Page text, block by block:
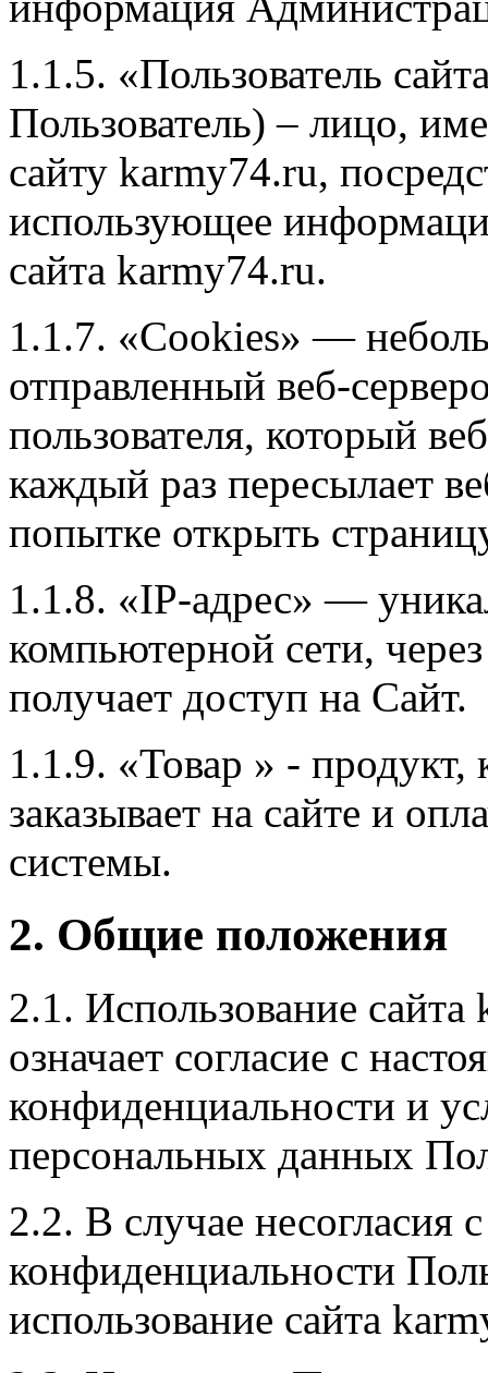
1.1.5. «Пользователь
Пользователь) – лицо,
сайту karmy74.ru,
использующее
сайта karmy74.ru.
1.1.7. «Cookies» —
отправленный веб-
пользователя, который
каждый раз пересылает
попытке открыть
1.1.8. «IP-адрес» —
компьютерной сети,
получает доступ на Сайт.
1.1.9. «Товар » - продукт,
заказывает на сайте и
системы.
2. Общие положения
2.1. Использование
означает согласие с
конфиденциальности и
персональных данных
2.2. В случае несогласия
конфиденциальности
использование сайта